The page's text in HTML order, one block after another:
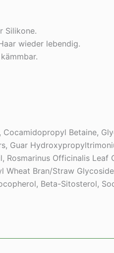
Silikone.
wieder lebendig.
Betaine,
Guar
Officinalis Leaf
Bran/Straw
Beta-Sitosterol,